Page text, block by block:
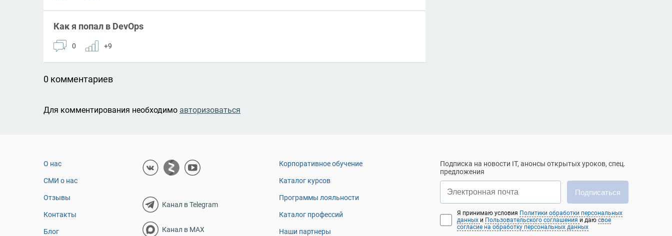
Как я попал в DevOps
0 +9
0 комментариев
Для комментирования необходимо авторизоваться
О нас
СМИ о нас
Отзывы
Контакты
Блог
Канал в Telegram
Канал в MAX
Корпоративное обучение
Каталог курсов
Программы лояльности
Каталог профессий
Наши партнеры
Подписка на новости IT, анонсы открытых уроков, спец.
предложения
Подписаться
Я принимаю условия Политики обработки персональных
данных и Пользовательского соглашения и даюсвое
согласие на обработку персональных данных